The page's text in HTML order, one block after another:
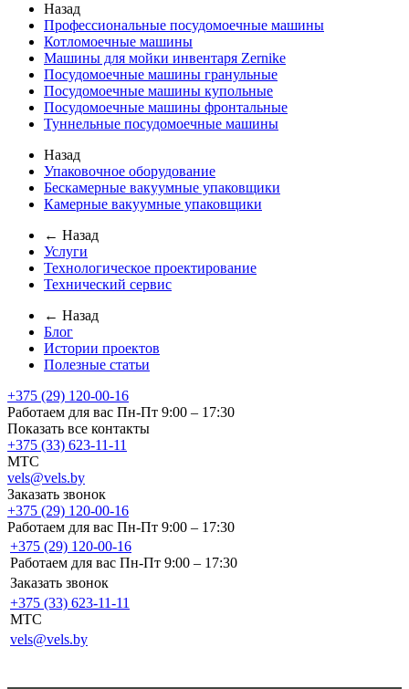
Назад
Профессиональные посудомоечные машины
Котломоечные машины
Машины для мойки инвентаря Zernike
Посудомоечные машины гранульные
Посудомоечные машины купольные
Посудомоечные машины фронтальные
Туннельные посудомоечные машины
Назад
Упаковочное оборудование
Бескамерные вакуумные упаковщики
Камерные вакуумные упаковщики
← Назад
Услуги
Технологическое проектирование
Технический сервис
← Назад
Блог
Истории проектов
Полезные статьи
+375 (29) 120-00-16
Работаем для вас Пн-Пт 9:00 – 17:30
Показать все контакты
+375 (33) 623-11-11
MTC
vels@vels.by
Заказать звонок
+375 (29) 120-00-16
Работаем для вас Пн-Пт 9:00 – 17:30
+375 (29) 120-00-16
Работаем для вас Пн-Пт 9:00 – 17:30
Заказать звонок
+375 (33) 623-11-11
MTC
vels@vels.by